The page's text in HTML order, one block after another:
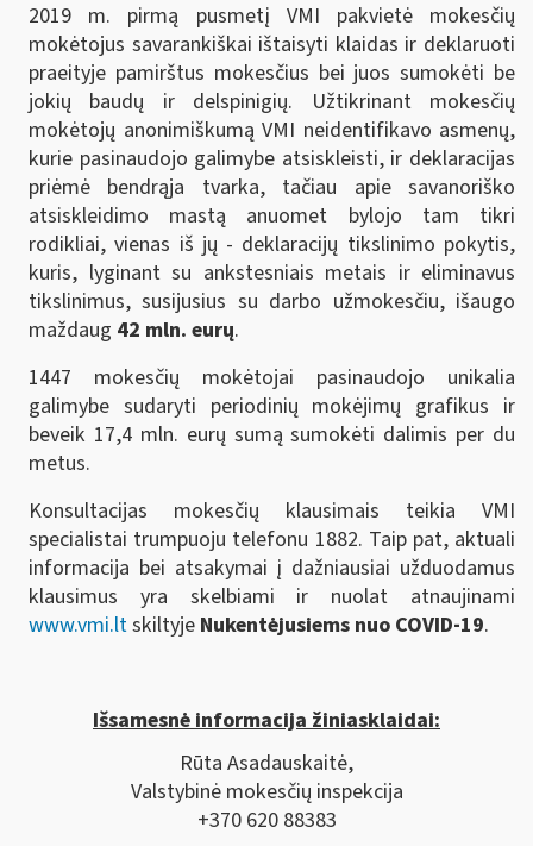
2019 m. pirmą pusmetį VMI pakvietė mokesčių
mokėtojus savarankiškai ištaisyti klaidas ir deklaruoti
praeityje pamirštus mokesčius bei juos sumokėti be
jokių baudų ir delspinigių. Užtikrinant mokesčių
mokėtojų anonimiškumą VMI neidentifikavo asmenų,
kurie pasinaudojo galimybe atsiskleisti, ir deklaracijas
priėmė bendrąja tvarka, tačiau apie savanoriško
atsiskleidimo mastą anuomet bylojo tam tikri
rodikliai, vienas iš jų - deklaracijų tikslinimo pokytis,
kuris, lyginant su ankstesniais metais ir eliminavus
tikslinimus, susijusius su darbo užmokesčiu, išaugo
maždaug 42 mln. eurų.
1447 mokesčių mokėtojai pasinaudojo unikalia
galimybe sudaryti periodinių mokėjimų grafikus ir
beveik 17,4 mln. eurų sumą sumokėti dalimis per du
metus.
Konsultacijas mokesčių klausimais teikia VMI
specialistai trumpuoju telefonu 1882. Taip pat, aktuali
informacija bei atsakymai į dažniausiai užduodamus
klausimus yra skelbiami ir nuolat atnaujinami
www.vmi.ltskiltyje Nukentėjusiems nuo COVID-19.
Išsamesnė informacija žiniasklaidai:
Rūta Asadauskaitė,
Valstybinė mokesčių inspekcija
+370 620 88383